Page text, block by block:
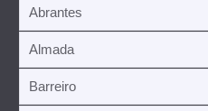
Abrantes
Almada
Barreiro